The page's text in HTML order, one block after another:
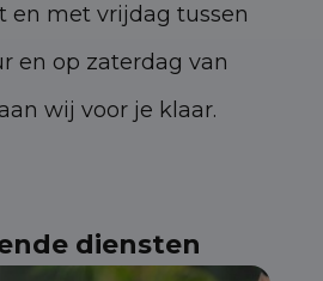
en met vrijdag tussen
en op zaterdag van
wij voor je klaar.
diensten